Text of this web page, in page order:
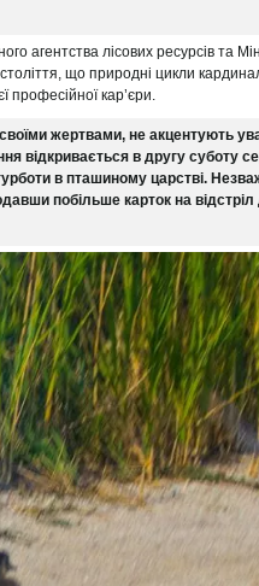
агентства лісових ресурсів та
що природні цикли
професійної кар’єри.
жертвами, не акцентують
відкривається в другу суботу
в пташиному царстві.
побільше карток на